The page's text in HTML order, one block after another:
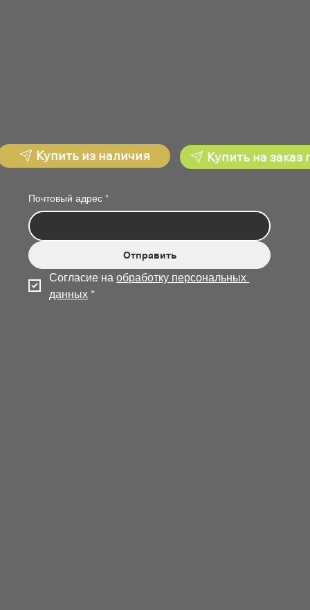
Почтовый адрес *
Отправить
Согласие на обработку персональных
данных *
Купить из наличия Купить на